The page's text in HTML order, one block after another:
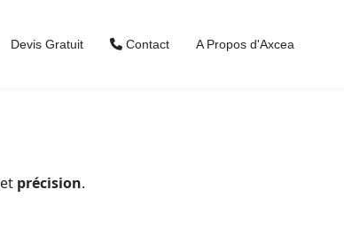
Devis Gratuit Contact A Propos d'Axcea
et précision.